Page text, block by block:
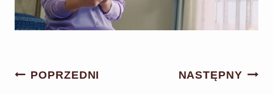
Nawigacja
POPRZEDNI NASTĘPNY